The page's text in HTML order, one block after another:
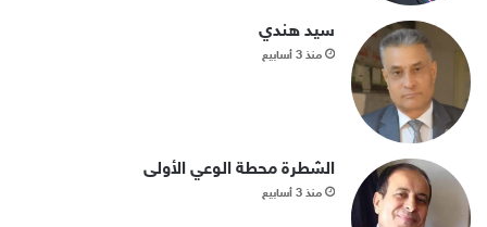
سيد هندي
منذ 3 أسابيع
الشطرة محطة الوعي الأولى
منذ 3 أسابيع